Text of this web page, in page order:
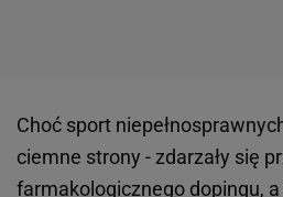
Choć sport
ciemne strony - zdarzały się
farmakologicznego dopingu,